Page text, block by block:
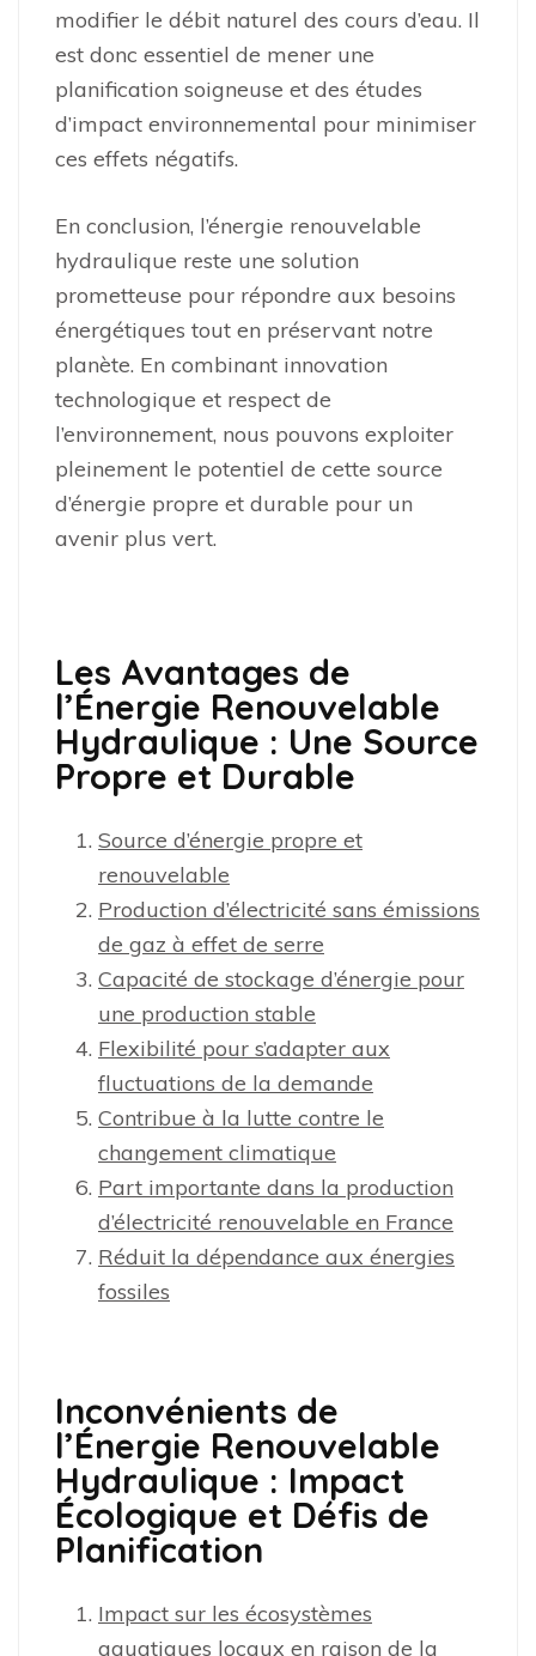
modifier le débit naturel des cours d’eau. Il
est donc essentiel de mener une
planification soigneuse et des études
d’impact environnemental pour minimiser
ces effets négatifs.
En conclusion, l’énergie renouvelable
hydraulique reste une solution
prometteuse pour répondre aux besoins
énergétiques tout en préservant notre
planète. En combinant innovation
technologique et respect de
l’environnement, nous pouvons exploiter
pleinement le potentiel de cette source
d’énergie propre et durable pour un
avenir plus vert.
Les Avantages de
l’Énergie Renouvelable
Hydraulique : Une Source
Propre et Durable
Source d’énergie propre et
renouvelable
Production d’électricité sans émissions
de gaz à effet de serre
Capacité de stockage d’énergie pour
une production stable
Flexibilité pour s’adapter aux
fluctuations de la demande
Contribue à la lutte contre le
changement climatique
Part importante dans la production
d’électricité renouvelable en France
Réduit la dépendance aux énergies
fossiles
Inconvénients de
l’Énergie Renouvelable
Hydraulique : Impact
Écologique et Défis de
Planification
Impact sur les écosystèmes
aquatiques locaux en raison de la